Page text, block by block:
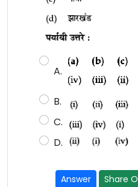
A.
B.
C.
D.
Answer Share